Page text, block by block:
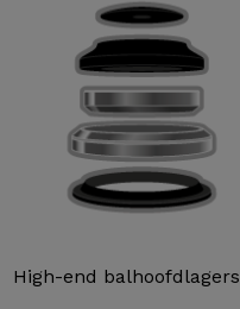
High-end balhoofdlagers